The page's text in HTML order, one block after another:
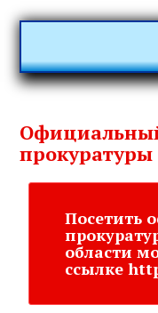
прокуратуры
Посетить
области
ссылке